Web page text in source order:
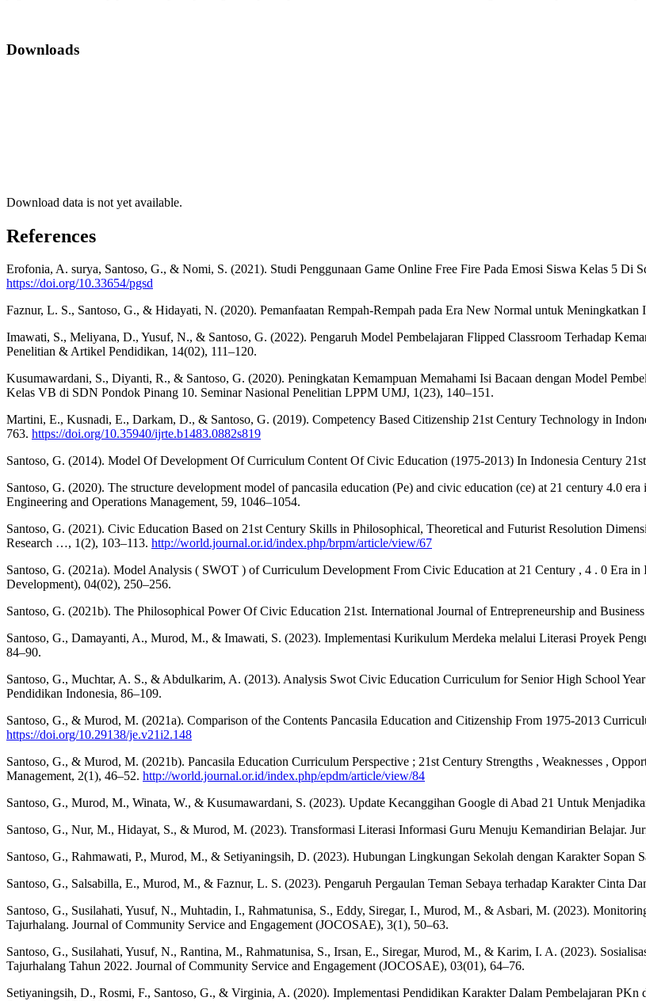
Downloads
Download data is not yet available.
References
Erofonia, A. surya, Santoso, G., & Nomi, S. (2021). Studi Penggunaan Game Online Free Fire Pada Emosi Siswa Kelas 5
https://doi.org/10.33654/pgsd
Faznur, L. S., Santoso, G., & Hidayati, N. (2020). Pemanfaatan Rempah-Rempah pada Era New Normal untuk
Imawati, S., Meliyana, D., Yusuf, N., & Santoso, G. (2022). Pengaruh Model Pembelajaran Flipped Classroom Terhadap
Penelitian & Artikel Pendidikan, 14(02), 111–120.
Kusumawardani, S., Diyanti, R., & Santoso, G. (2020). Peningkatan Kemampuan Memahami Isi Bacaan dengan Model
Kelas VB di SDN Pondok Pinang 10. Seminar Nasional Penelitian LPPM UMJ, 1(23), 140–151.
Martini, E., Kusnadi, E., Darkam, D., & Santoso, G. (2019). Competency Based Citizenship 21st Century Technology in
763. https://doi.org/10.35940/ijrte.b1483.0882s819
Santoso, G. (2014). Model Of Development Of Curriculum Content Of Civic Education (1975-2013) In Indonesia Century
Santoso, G. (2020). The structure development model of pancasila education (Pe) and civic education (ce) at 21 century 4.0
Engineering and Operations Management, 59, 1046–1054.
Santoso, G. (2021). Civic Education Based on 21st Century Skills in Philosophical, Theoretical and Futurist Resolution
Research …, 1(2), 103–113. http://world.journal.or.id/index.php/brpm/article/view/67
Santoso, G. (2021a). Model Analysis ( SWOT ) of Curriculum Development From Civic Education at 21 Century , 4 . 0 Era in
Development), 04(02), 250–256.
Santoso, G. (2021b). The Philosophical Power Of Civic Education 21st. International Journal of Entrepreneurship and
Santoso, G., Damayanti, A., Murod, M., & Imawati, S. (2023). Implementasi Kurikulum Merdeka melalui Literasi Proyek
84–90.
Santoso, G., Muchtar, A. S., & Abdulkarim, A. (2013). Analysis Swot Civic Education Curriculum for Senior High School
Pendidikan Indonesia, 86–109.
Santoso, G., & Murod, M. (2021a). Comparison of the Contents Pancasila Education and Citizenship From 1975-2013
https://doi.org/10.29138/je.v21i2.148
Santoso, G., & Murod, M. (2021b). Pancasila Education Curriculum Perspective ; 21st Century Strengths , Weaknesses ,
Management, 2(1), 46–52. http://world.journal.or.id/index.php/epdm/article/view/84
Santoso, G., Murod, M., Winata, W., & Kusumawardani, S. (2023). Update Kecanggihan Google di Abad 21 Untuk
Santoso, G., Nur, M., Hidayat, S., & Murod, M. (2023). Transformasi Literasi Informasi Guru Menuju Kemandirian Belajar.
Santoso, G., Rahmawati, P., Murod, M., & Setiyaningsih, D. (2023). Hubungan Lingkungan Sekolah dengan Karakter Sopan
Santoso, G., Salsabilla, E., Murod, M., & Faznur, L. S. (2023). Pengaruh Pergaulan Teman Sebaya terhadap Karakter Cinta
Santoso, G., Susilahati, Yusuf, N., Muhtadin, I., Rahmatunisa, S., Eddy, Siregar, I., Murod, M., & Asbari, M. (2023).
Tajurhalang. Journal of Community Service and Engagement (JOCOSAE), 3(1), 50–63.
Santoso, G., Susilahati, Yusuf, N., Rantina, M., Rahmatunisa, S., Irsan, E., Siregar, Murod, M., & Karim, I. A. (2023).
Tajurhalang Tahun 2022. Journal of Community Service and Engagement (JOCOSAE), 03(01), 64–76.
Setiyaningsih, D., Rosmi, F., Santoso, G., & Virginia, A. (2020). Implementasi Pendidikan Karakter Dalam Pembelajaran